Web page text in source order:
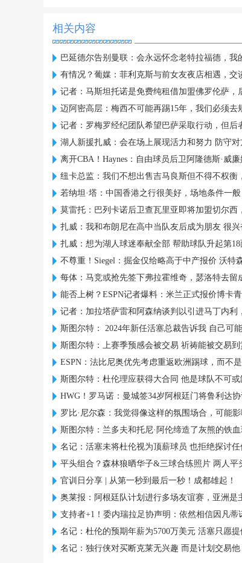
相关内容
巴延德尔告别曼联：会永远怀念老特拉福德，我
有情况？葡媒：菲利克斯与前女友夜店相遇，交
记者：马斯坦托诺是免费纯租借加盟佛罗伦萨，
迈阿密高层：梅西不可能再踢15年，我们必须去
记者：罗梅罗经纪团队希望巴萨采取行动，但后
湖人新援扎威：会在场上展现活力和努力 防守
离开CBA！Haynes：自由球员后卫阿隆德斯·威
纽卡总监：我们不想出售吉马良斯但不得不权衡
若纳坦·塔：中国香港之行很美好，场地条件一
莫雷托：巴列卡诺后卫查瓦里亚即将加盟切尔西
扎威：我和布朗尼在高中当队友后成为朋友 很
扎威：想为湖人球迷奉献全部 帮助球队升起第
不尊重！Siegel：掘金仅给略高于中产报价 沃特
每体：马竞或抢先签下弗拉霍维奇，瑟洛特去留
能否上树？ESPN记者爆料：米兰正式报价博卡
记者：加拉塔萨雷和阿森纳谈判以引进马丁内利
斯图尔特： 2024年新任活塞总裁告诉我 自己可
斯图尔特：上赛季预感会被交易 祈祷能被交易
ESPN：法比尼奥优先考虑重返欧洲踢球，而不
斯图尔特：杜伦理应获得大合同 他是球队不可或
HWG！罗马诺：曼城签34岁阿根廷门将鲁利达
罗比·尼尔森：我觉得像这样的氛围场合，可能
斯图尔特：兰多夫和托尼·阿伦缔造了灰熊的铁
名记：活塞未将杜伦视为顶薪球员 也拒绝探讨
平头组合？森林狼晒华子&三球合练照片 两人平
官训日分享 | 从第一秒到最后一秒！成都雄起！
奥莱报：阿根廷队计划进行多场友谊赛，亚洲是
支持者+1！委内瑞拉足协声明：依然相信因凡蒂
名记：杜伦的预期年薪为5700万美元 活塞只愿提
名记：独行侠对买断克莱无兴趣 而是计划交易